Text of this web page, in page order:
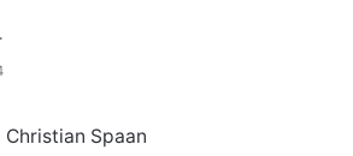
Christian Spaan